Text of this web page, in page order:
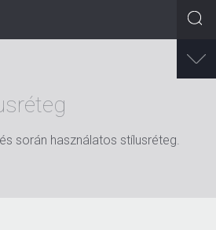
során használatos stílusréteg.